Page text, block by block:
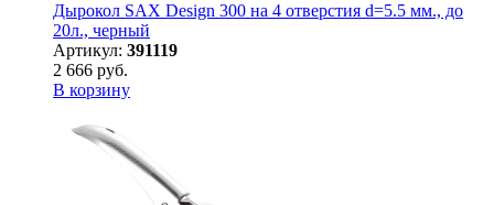
Дырокол SAX Design 300 на 4 отверстия d=5.5 мм., до
20л., черный
Артикул: 391119
2 666 руб.
В корзину